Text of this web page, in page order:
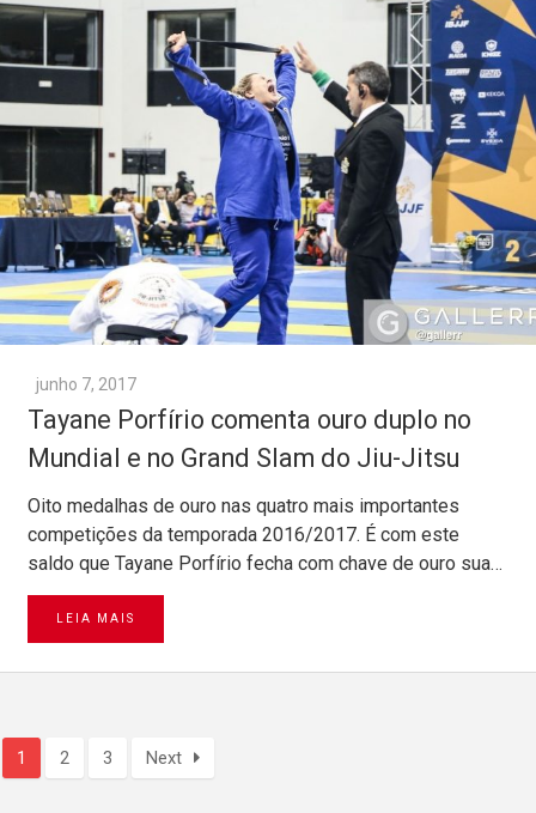
junho 7, 2017
Tayane Porfírio comenta ouro duplo no
Mundial e no Grand Slam do Jiu-Jitsu
Oito medalhas de ouro nas quatro mais importantes
competições da temporada 2016/2017. É com este
saldo que Tayane Porfírio fecha com chave de ouro sua…
LEIA MAIS
1 2 3 Next